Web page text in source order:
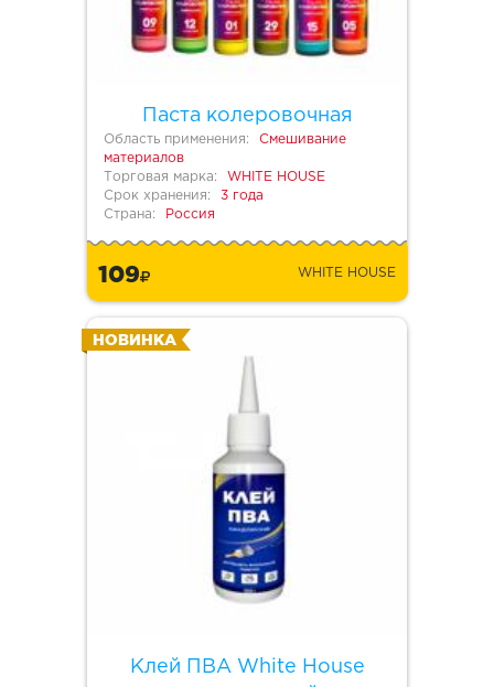
Паста колеровочная
Область применения:
Смешивание
материалов
Торговая марка:
WHITE HOUSE
Срок хранения:
3 года
Страна:
Россия
109 WHITE HOUSE
Клей ПВА White House
НОВИНКА